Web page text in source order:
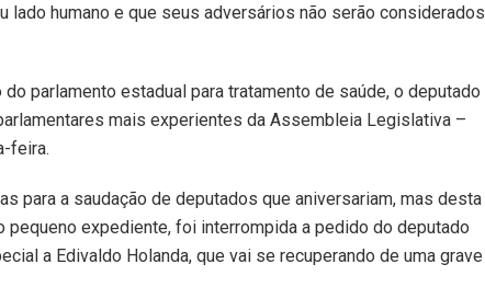
humano e que seus adversários não serão considerados
parlamento estadual para tratamento de saúde, o deputado
mais experientes da Assembleia Legislativa –
feira.
para a saudação de deputados que aniversariam, mas desta
expediente, foi interrompida a pedido do deputado
a Edivaldo Holanda, que vai se recuperando de uma grave